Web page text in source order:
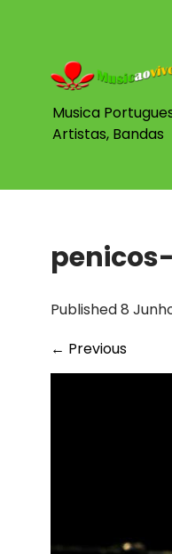
Musica
Artistas, Bandas
Published 8
← Previous